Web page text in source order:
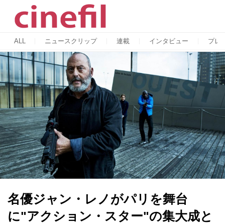
ALL ニュースクリップ 連載 インタビュー プレ
名優ジャン・レノがパリを舞台
に"アクション・スター"の集大成と